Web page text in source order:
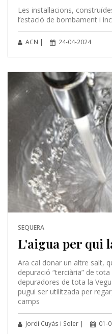
Les instal·lacions,
l’estació de bombament i
ACN | 24-04-2024
SEQUERA
L'aigua per qui
Ara cal donar un altre salt,
depuració “terciària” de tota
depuradores de tota la
pugui ser utilitzada per
camps
Jordi Cuyàs i Soler | 01-